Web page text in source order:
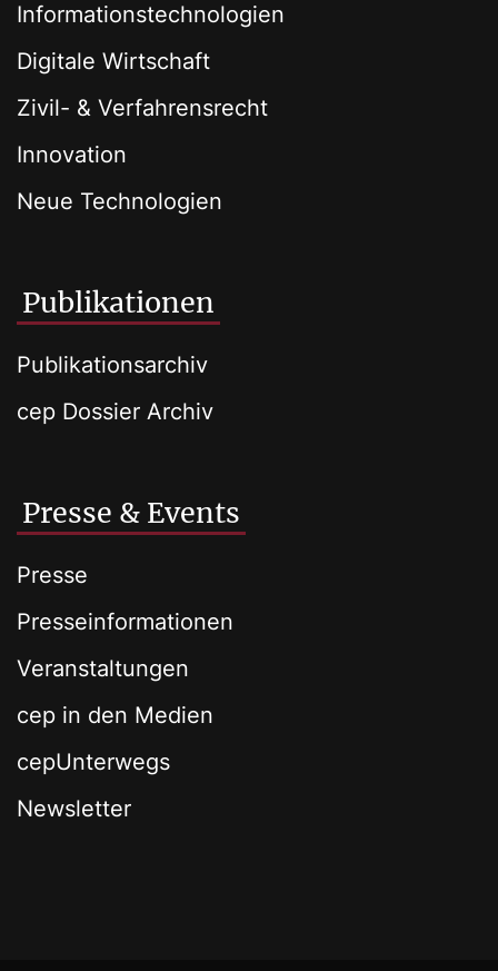
Informationstechnologien
Digitale Wirtschaft
Zivil- & Verfahrensrecht
Innovation
Neue Technologien
Publikationen
Publikationsarchiv
cep Dossier Archiv
Presse & Events
Presse
Presseinformationen
Veranstaltungen
cep in den Medien
cepUnterwegs
Newsletter